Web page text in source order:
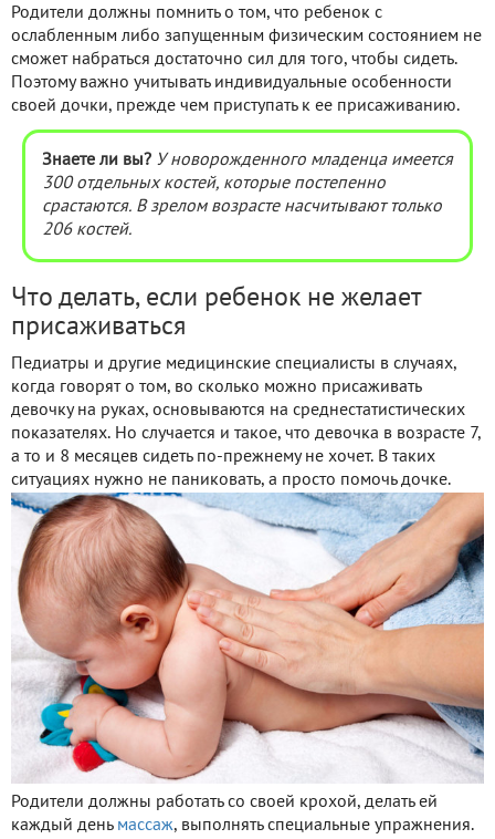
Родители должны помнить о том, что ребенок с
ослабленным либо запущенным физическим состоянием не
сможет набраться достаточно сил для того, чтобы сидеть.
Поэтому важно учитывать индивидуальные особенности
своей дочки, прежде чем приступать к ее присаживанию.
Знаете ли вы? У новорожденного младенца имеется
300 отдельных костей, которые постепенно
срастаются. В зрелом возрасте насчитывают только
206 костей.
Что делать, если ребенок не желает
присаживаться
Педиатры и другие медицинские специалисты в случаях,
когда говорят о том, во сколько можно присаживать
девочку на руках, основываются на среднестатистических
показателях. Но случается и такое, что девочка в возрасте 7,
а то и 8 месяцев сидеть по-прежнему не хочет. В таких
ситуациях нужно не паниковать, а просто помочь дочке.
Родители должны работать со своей крохой, делать ей
каждый день массаж, выполнять специальные упражнения.